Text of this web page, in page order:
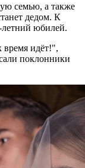
семью, а также
дедом. К
летний юбилей.
идёт!",
поклонники